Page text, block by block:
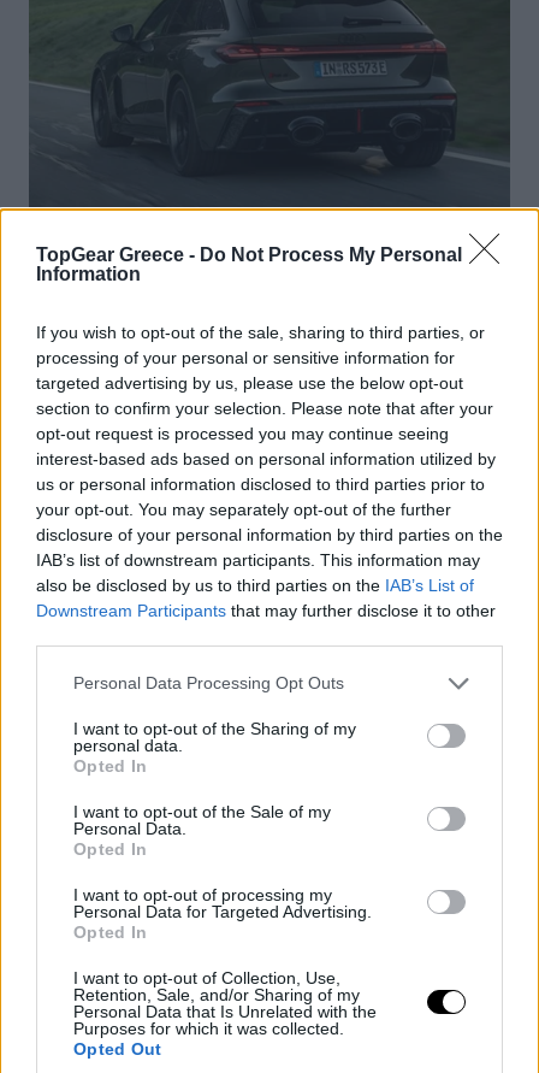
TopGear Greece - Do Not Process My Personal
Information
If you wish to opt-out of the sale, sharing to third parties, or
processing of your personal or sensitive information for
targeted advertising by us, please use the below opt-out
section to confirm your selection. Please note that after your
opt-out request is processed you may continue seeing
interest-based ads based on personal information utilized by
us or personal information disclosed to third parties prior to
your opt-out. You may separately opt-out of the further
disclosure of your personal information by third parties on the
IAB’s list of downstream participants. This information may
also be disclosed by us to third parties on the IAB’s List of
Downstream Participants that may further disclose it to other
Please note that this website/app uses one or more Google
not limited to your visit or usage behaviour. You may click to
grant or deny consent to Google and its third-party tags to
use your data for below specified purposes in below Google
consent section.
Personal Data Processing Opt Outs
I want to opt-out of the Sharing of my
personal data.
Opted In
I want to opt-out of the Sale of my
Personal Data.
Opted In
I want to opt-out of processing my
Personal Data for Targeted Advertising.
Opted In
I want to opt-out of Collection, Use,
Retention, Sale, and/or Sharing of my
Personal Data that Is Unrelated with the
Purposes for which it was collected.
Opted Out